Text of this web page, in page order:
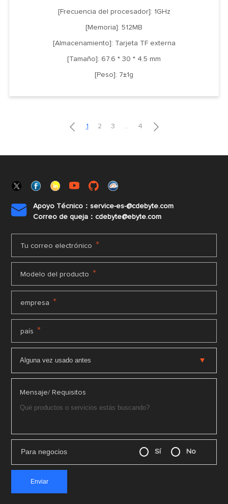
[Frecuencia del procesador]: 1GHz
[Memoria]: 512MB
[Almacenamiento]: Tarjeta TF externa
[Tamaño]: 67.6 * 30 * 4.5 mm
[Peso]: 7±1g
 1 2 3 ... 4 

Apoyo Técnico：service-es-@cdebyte.com
Correo de queja：cdebyte@ebyte.com
Tu correo electrónico *
Modelo del producto *
empresa *
país *
Mensaje/ Requisitos
Para negocios Sí No